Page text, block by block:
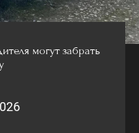
могут забрать